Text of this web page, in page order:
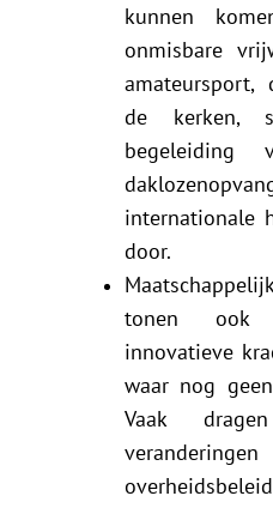
kunnen
onmisbare
amateursport,
de kerken,
begeleiding
internationale
door.
tonen ook
innovatieve
waar nog
Vaak